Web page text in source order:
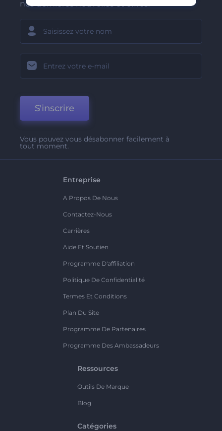
nos dernières nouvelles et offres.
S'inscrire
Vous pouvez vous désabonner facilement à
tout moment.
Entreprise
A Propos De Nous
Contactez-Nous
Carrières
Aide Et Soutien
Programme D'affiliation
Politique De Confidentialité
Termes Et Conditions
Plan Du Site
Programme De Partenaires
Programme Des Ambassadeurs
Ressources
Outils De Marque
Blog
Catégories